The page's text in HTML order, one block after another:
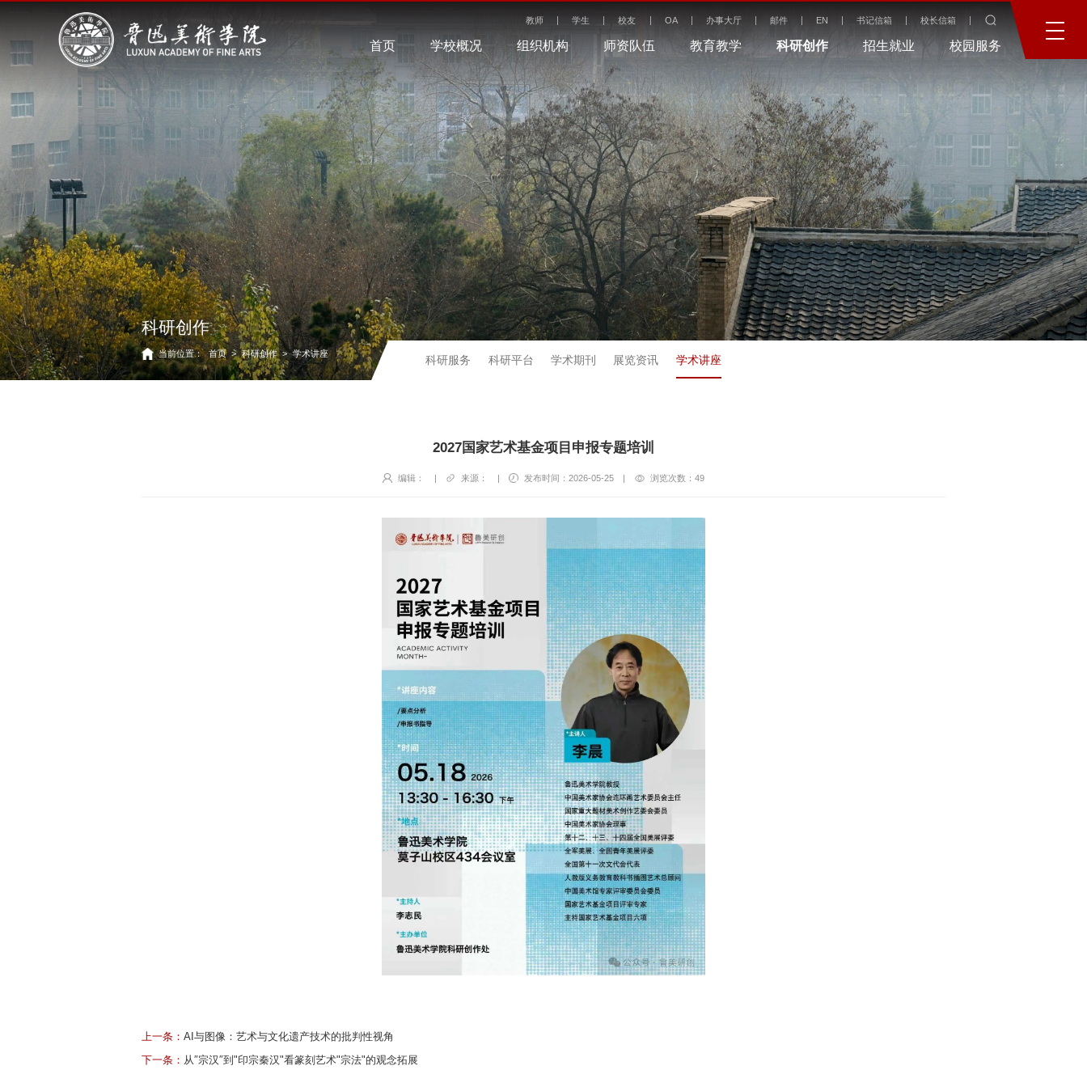
教师 学生 校友 OA 办事大厅 邮件 EN 书记信箱 校长信箱
首页 学校概况 组织机构 师资队伍 教育教学 科研创作 招生就业 校园服务
科研创作
当前位置： 首页 > 科研创作 > 学术讲座
科研服务 科研平台 学术期刊 展览资讯 学术讲座
2027国家艺术基金项目申报专题培训
编辑： | 来源： | 发布时间：2026-05-25 | 浏览次数： 49
上一条： AI与图像：艺术与文化遗产技术的批判性视角
下一条： 从″宗汉″到"印宗秦汉"看篆刻艺术"宗法"的观念拓展